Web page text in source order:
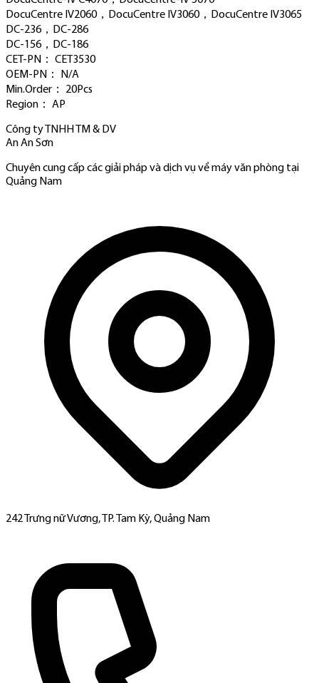
DocuCentre IV2060，DocuCentre IV3060，DocuCentre IV3065
DC-236，DC-286
DC-156，DC-186
CET-PN： CET3530
OEM-PN： N/A
Min.Order： 20Pcs
Region： AP
Công ty TNHH TM & DV
An An Sơn
Chuyên cung cấp các giải pháp và dịch vụ về máy văn phòng tại
Quảng Nam
242 Trưng nữ Vương, TP. Tam Kỳ, Quảng Nam